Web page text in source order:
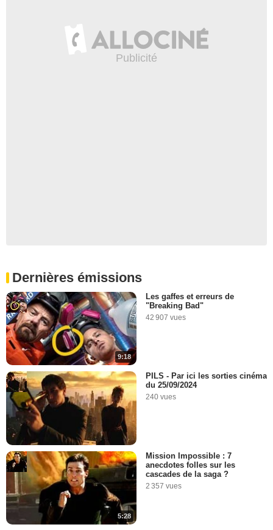
Dernières émissions
9:18
Les gaffes et erreurs de
"Breaking Bad"
42 907 vues
PILS - Par ici les sorties cinéma
du 25/09/2024
240 vues
5:28
Mission Impossible : 7
anecdotes folles sur les
cascades de la saga ?
2 357 vues